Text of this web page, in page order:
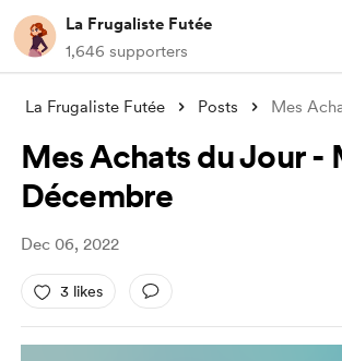
La Frugaliste Futée
1,646 supporters
La Frugaliste Futée Posts
Mes Achats du Jour -
Décembre
Dec 06, 2022
3 likes